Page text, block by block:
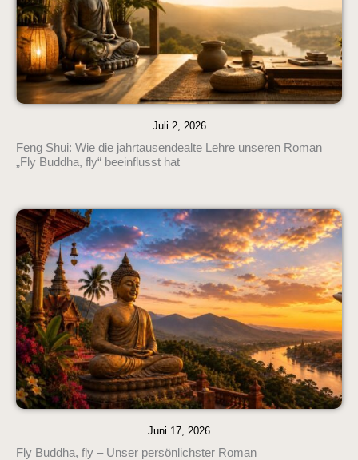
Juli 2, 2026
Feng Shui: Wie die jahrtausendealte Lehre unseren Roman
„Fly Buddha, fly“ beeinflusst hat
Juni 17, 2026
Fly Buddha, fly – Unser persönlichster Roman